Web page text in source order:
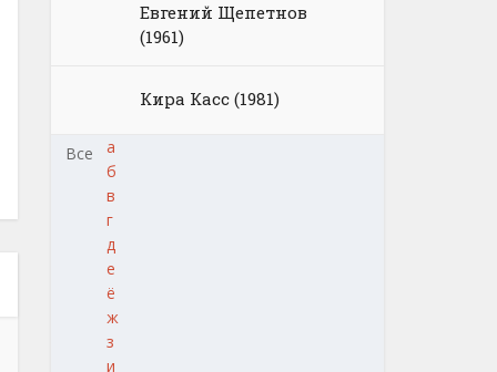
Евгений Щепетнов
(1961)
Кира Касс (1981)
Все
а
б
в
г
д
е
ё
ж
з
и